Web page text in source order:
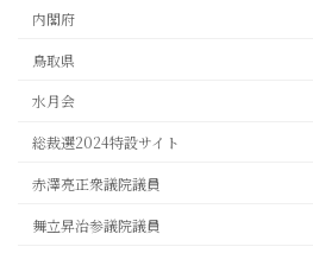
内閣府
鳥取県
水月会
総裁選2024特設サイト
赤澤亮正衆議院議員
舞立昇治参議院議員